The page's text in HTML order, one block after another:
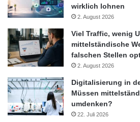
Dr. Kristian Kassebohm ist seit April
HSE AG. Er ist Rechtsanwalt und
Konzern der Stadtwerke Frankfurt
wirklich lohnen
2. August 2026
Viel Traffic, wenig
mittelständische
falschen Stellen
2. August 2026
Digitalisierung in
Müssen
umdenken?
22. Juli 2026